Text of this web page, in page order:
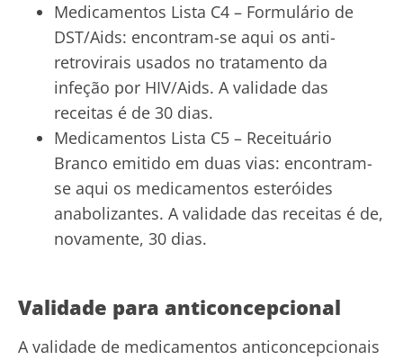
Medicamentos Lista C4 – Formulário de
DST/Aids: encontram-se aqui os anti-
retrovirais usados no tratamento da
infeção por HIV/Aids. A validade das
receitas é de 30 dias.
Medicamentos Lista C5 – Receituário
Branco emitido em duas vias: encontram-
se aqui os medicamentos esteróides
anabolizantes. A validade das receitas é de,
novamente, 30 dias.
Validade para anticoncepcional
A validade de medicamentos anticoncepcionais